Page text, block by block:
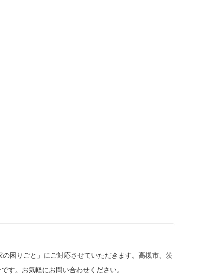
困りごと」にご対応させていただきます。高槻市、茨
す。お気軽にお問い合わせください。